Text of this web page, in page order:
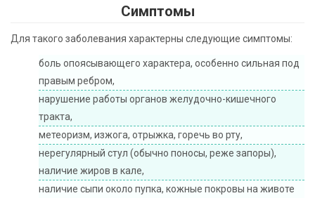
Симптомы
Для такого заболевания характерны следующие симптомы:
боль опоясывающего характера, особенно сильная под
правым ребром,
нарушение работы органов желудочно-кишечного
тракта,
метеоризм, изжога, отрыжка, горечь во рту,
нерегулярный стул (обычно поносы, реже запоры),
наличие жиров в кале,
наличие сыпи около пупка, кожные покровы на животе